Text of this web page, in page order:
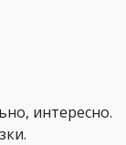
интересно.